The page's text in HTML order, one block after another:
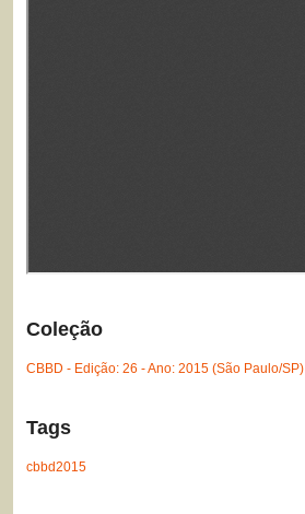
Coleção
CBBD - Edição: 26 - Ano: 2015 (São Paulo/SP)
Tags
cbbd2015